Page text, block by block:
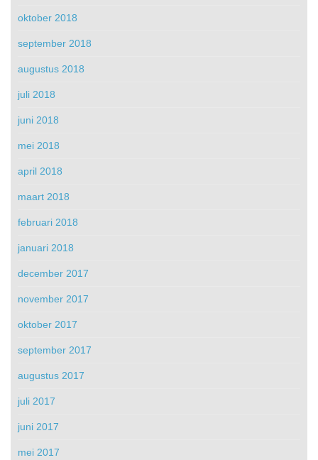
oktober 2018
september 2018
augustus 2018
juli 2018
juni 2018
mei 2018
april 2018
maart 2018
februari 2018
januari 2018
december 2017
november 2017
oktober 2017
september 2017
augustus 2017
juli 2017
juni 2017
mei 2017